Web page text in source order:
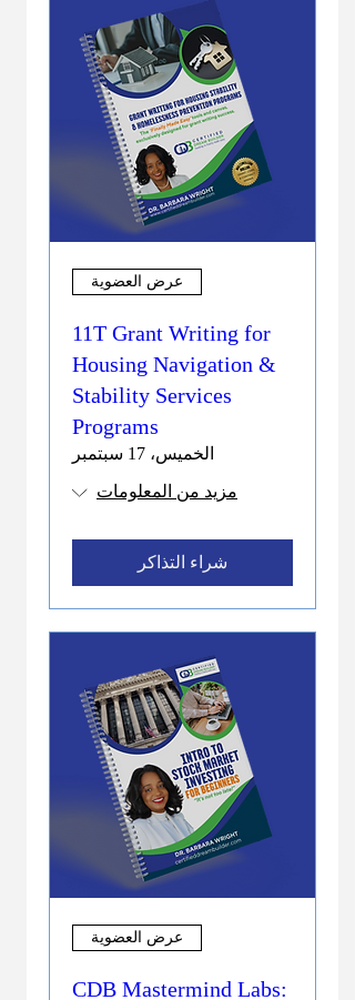
عرض العضوية
11T Grant Writing for
Housing Navigation &
Stability Services
Programs
الخميس، 17 سبتمبر
مزيد من المعلومات
شراء التذاكر
عرض العضوية
CDB Mastermind Labs: